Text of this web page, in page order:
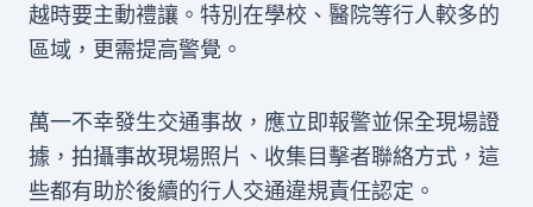
越時要主動禮讓。特別在學校、醫院等行人較多的
區域，更需提高警覺。
萬一不幸發生交通事故，應立即報警並保全現場證
據，拍攝事故現場照片、收集目擊者聯絡方式，這
些都有助於後續的行人交通違規責任認定。